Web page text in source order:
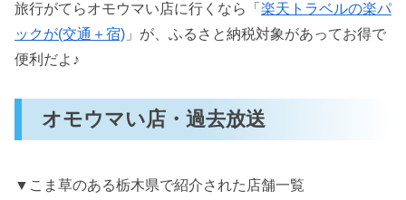
旅行がてらオモウマい店に行くなら「 楽天トラベルの楽パ
ックが(交通＋宿) 」が、ふるさと納税対象があってお得で
便利だよ♪
オモウマい店・過去放送
▼こま草のある栃木県で紹介された店舗一覧